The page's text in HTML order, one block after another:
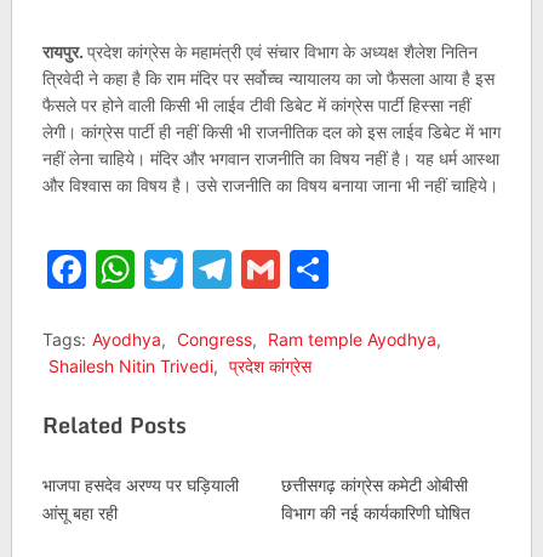
रायपुर. प्रदेश कांग्रेस के महामंत्री एवं संचार विभाग के अध्यक्ष शैलेश नितिन
त्रिवेदी ने कहा है कि राम मंदिर पर सर्वोच्च न्यायालय का जो फैसला आया है इस
फैसले पर होने वाली किसी भी लाईव टीवी डिबेट में कांग्रेस पार्टी हिस्सा नहीं
लेगी। कांग्रेस पार्टी ही नहीं किसी भी राजनीतिक दल को इस लाईव डिबेट में भाग
नहीं लेना चाहिये। मंदिर और भगवान राजनीति का विषय नहीं है। यह धर्म आस्था
और विश्वास का विषय है। उसे राजनीति का विषय बनाया जाना भी नहीं चाहिये।
Facebook
WhatsApp
Twitter
Telegram
GmailShare
Tags: Ayodhya, Congress, Ram temple Ayodhya,
Shailesh Nitin Trivedi, प्रदेश कांग्रेस
Related Posts
भाजपा हसदेव अरण्य पर घड़ियाली
आंसू बहा रही
छत्तीसगढ़ कांग्रेस कमेटी ओबीसी
विभाग की नई कार्यकारिणी घोषित